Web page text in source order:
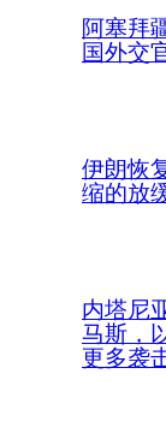
阿塞拜
国外交
伊朗恢
缩的放
内塔尼
马斯，
更多袭